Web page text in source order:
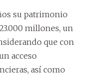
su patrimonio
millones, un
que con
acceso
así como